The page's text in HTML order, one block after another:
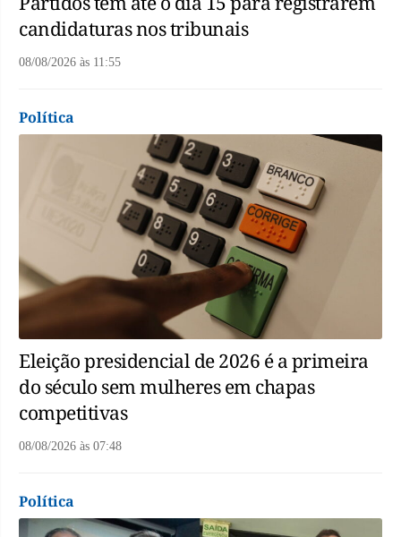
candidaturas nos tribunais
08/08/2026 às 11:55
Política
Eleição presidencial de 2026 é a primeira
do século sem mulheres em chapas
competitivas
08/08/2026 às 07:48
Política